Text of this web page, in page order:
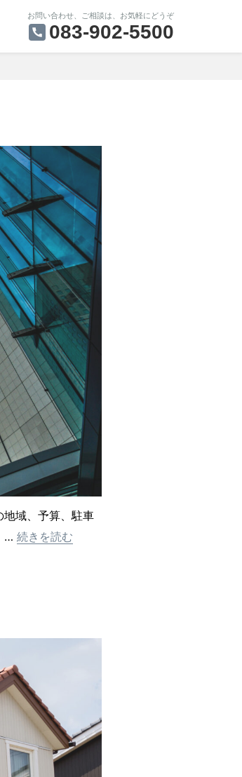
お問い合わせ、ご相談は、お気軽にどうぞ
083-902-5500
域、予算、駐車
… 続きを読む“不動産のご購入について。”